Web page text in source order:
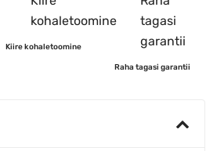
Kiire kohaletoomine
Raha tagasi garantii